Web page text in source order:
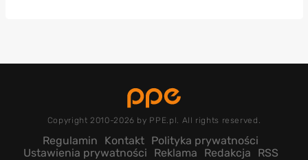
Copyright 2010-2026 by PPE.pl. All rights reserved.
Regulamin Kontakt Polityka prywatności
Ustawienia prywatności
Reklama Redakcja RSS